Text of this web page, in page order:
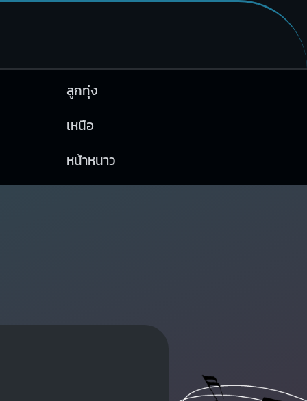
ลูกทุ่ง
เหนือ
หน้าหนาว